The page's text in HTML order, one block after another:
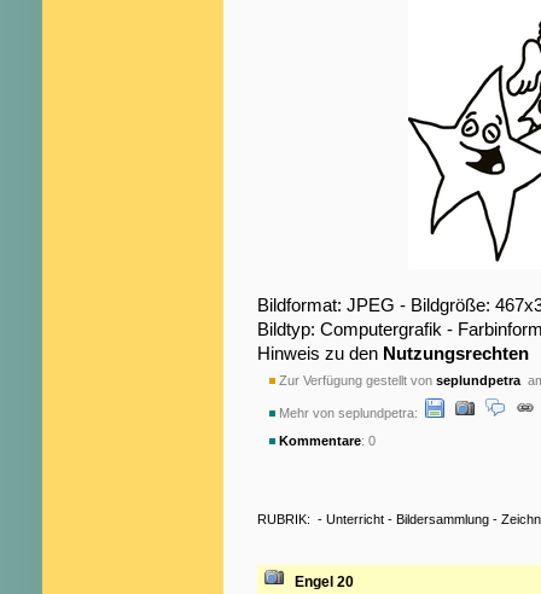
Bildformat: JPEG - Bildgröße:
Bildtyp: Computergrafik -
Hinweis zu den Nutzungsrechten
Zur Verfügung gestellt von seplundpetra
Mehr von seplundpetra:
Kommentare: 0
RUBRIK: - Unterricht - Bildersammlung -
Engel 20